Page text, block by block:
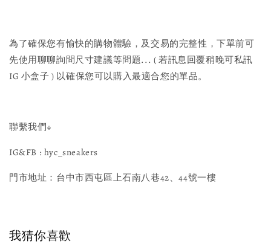
為了確保您有愉快的購物體驗，及交易的完整性，下單前可
先使用聊聊詢問尺寸建議等問題... ( 若訊息回覆稍晚可私訊
IG 小盒子 ) 以確保您可以購入最適合您的單品。
聯繫我們↓
IG&FB : hyc_sneakers
門市地址：台中市西屯區上石南八巷42、44號一樓
我猜你喜歡